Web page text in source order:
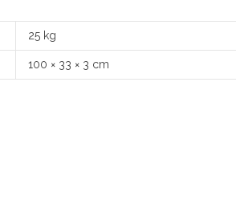
25 kg
100 × 33 × 3 cm